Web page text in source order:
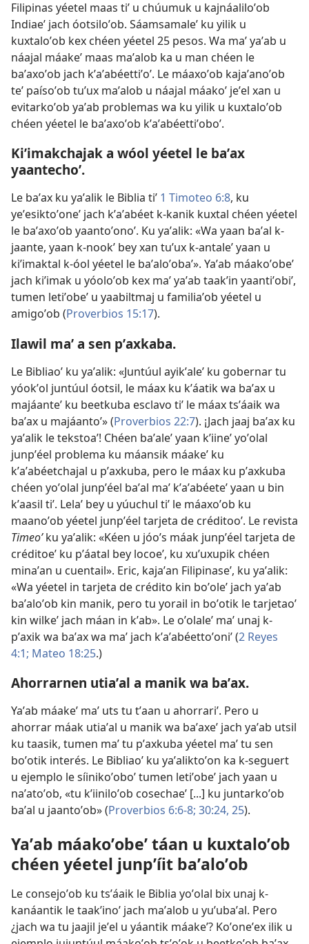
Filipinas yéetel maas tiʼ u chúumuk u kajnáaliloʼob
Indiaeʼ jach óotsiloʼob. Sáamsamaleʼ ku yilik u
kuxtaloʼob kex chéen yéetel 25 pesos. Wa maʼ yaʼab u
náajal máakeʼ maas maʼalob ka u man chéen le
baʼaxoʼob jach kʼaʼabéettiʼoʼ. Le máaxoʼob kajaʼanoʼob
teʼ paísoʼob tuʼux maʼalob u náajal máakoʼ jeʼel xan u
evitarkoʼob yaʼab problemas wa ku yilik u kuxtaloʼob
chéen yéetel le baʼaxoʼob kʼaʼabéettiʼoboʼ.
Kiʼimakchajak a wóol yéetel le baʼax
yaantechoʼ.
Le baʼax ku yaʼalik le Biblia tiʼ 1 Timoteo 6:8, ku
yeʼesiktoʼoneʼ jach kʼaʼabéet k-kanik kuxtal chéen yéetel
le baʼaxoʼob yaantoʼonoʼ. Ku yaʼalik: «Wa yaan baʼal k-
jaante, yaan k-nookʼ bey xan tuʼux k-antaleʼ yaan u
kiʼimaktal k-óol yéetel le baʼaloʼobaʼ». Yaʼab máakoʼobeʼ
jach kiʼimak u yóoloʼob kex maʼ yaʼab taakʼin yaantiʼobiʼ,
tumen letiʼobeʼ u yaabiltmaj u familiaʼob yéetel u
amigoʼob (Proverbios 15:17).
Ilawil maʼ a sen pʼaxkaba.
Le Bibliaoʼ ku yaʼalik: «Juntúul ayikʼaleʼ ku gobernar tu
yóokʼol juntúul óotsil, le máax ku kʼáatik wa baʼax u
majáanteʼ ku beetkuba esclavo tiʼ le máax tsʼáaik wa
baʼax u majáantoʼ» (Proverbios 22:7). ¡Jach jaaj baʼax ku
yaʼalik le tekstoaʼ! Chéen baʼaleʼ yaan kʼiineʼ yoʼolal
junpʼéel problema ku máansik máakeʼ ku
kʼaʼabéetchajal u pʼaxkuba, pero le máax ku pʼaxkuba
chéen yoʼolal junpʼéel baʼal maʼ kʼaʼabéeteʼ yaan u bin
kʼaasil tiʼ. Lelaʼ bey u yúuchul tiʼ le máaxoʼob ku
maanoʼob yéetel junpʼéel tarjeta de créditooʼ. Le revista
Timeoʼku yaʼalik: «Kéen u jóoʼs máak junpʼéel tarjeta de
créditoeʼ ku pʼáatal bey locoeʼ, ku xuʼuxupik chéen
minaʼan u cuentail». Eric, kajaʼan Filipinaseʼ, ku yaʼalik:
«Wa yéetel in tarjeta de crédito kin boʼoleʼ jach yaʼab
baʼaloʼob kin manik, pero tu yorail in boʼotik le tarjetaoʼ
kin wilkeʼ jach máan in kʼab». Le oʼolaleʼ maʼ unaj k-
pʼaxik wa baʼax wa maʼ jach kʼaʼabéettoʼoniʼ (2 Reyes
4:1; Mateo 18:25.)
Ahorrarnen utiaʼal a manik wa baʼax.
Yaʼab máakeʼ maʼ uts tu tʼaan u ahorrariʼ. Pero u
ahorrar máak utiaʼal u manik wa baʼaxeʼ jach yaʼab utsil
ku taasik, tumen maʼ tu pʼaxkuba yéetel maʼ tu sen
boʼotik interés. Le Bibliaoʼ ku yaʼaliktoʼon ka k-seguert
u ejemplo le síinikoʼoboʼ tumen letiʼobeʼ jach yaan u
naʼatoʼob, «tu kʼiiniloʼob cosechaeʼ [...] ku juntarkoʼob
baʼal u jaantoʼob» (Proverbios 6:6-8; 30:24, 25).
Yaʼab máakoʼobeʼ táan u kuxtaloʼob
chéen yéetel junpʼíit baʼaloʼob
Le consejoʼob ku tsʼáaik le Biblia yoʼolal bix unaj k-
kanáantik le taakʼinoʼ jach maʼalob u yuʼubaʼal. Pero
¿jach wa tu jaajil jeʼel u yáantik máakeʼ? Koʼoneʼex ilik u